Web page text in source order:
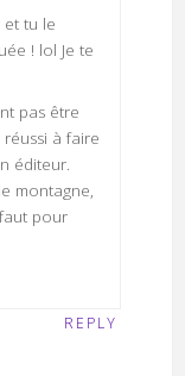
et tu le
! lol Je te
pas être
à faire
éditeur.
montagne,
pour
REPLY